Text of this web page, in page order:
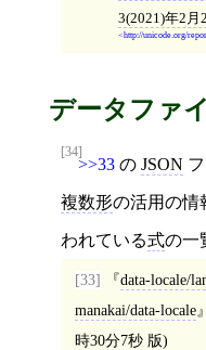
3(2021)年2月
http://unicode.org/
データファ
[34]
>>33 の JSON
複数形の活用の情
われている式の一
[33]
data-locale/
manakai/data-locale
時30分7秒版)